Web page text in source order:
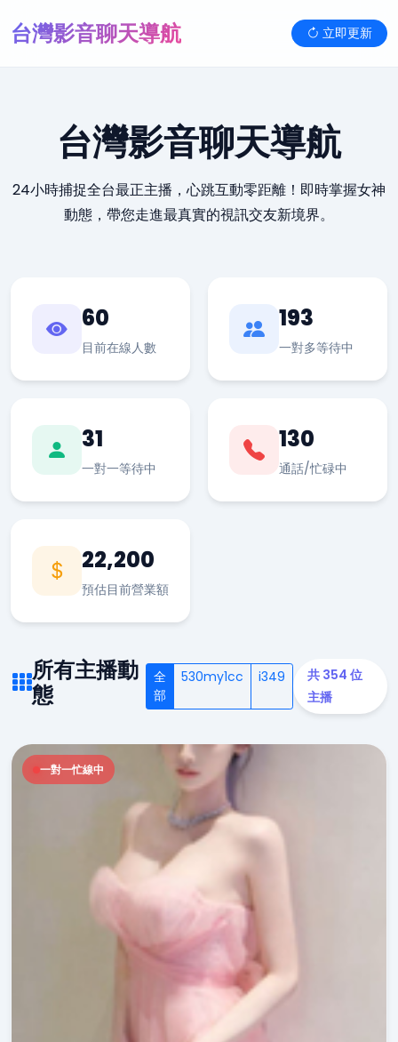
台灣影音聊天導航 立即更新
台灣影音聊天導航
24小時捕捉全台最正主播，心跳互動零距離！即時掌握女神
動態，帶您走進最真實的視訊交友新境界。
60
目前在線人數
193
一對多等待中
31
一對一等待中
130
通話/忙碌中
22,200
預估目前營業額
所有主播動
態
全
部
530my1cc i349
共 354 位
主播
一對一忙線中